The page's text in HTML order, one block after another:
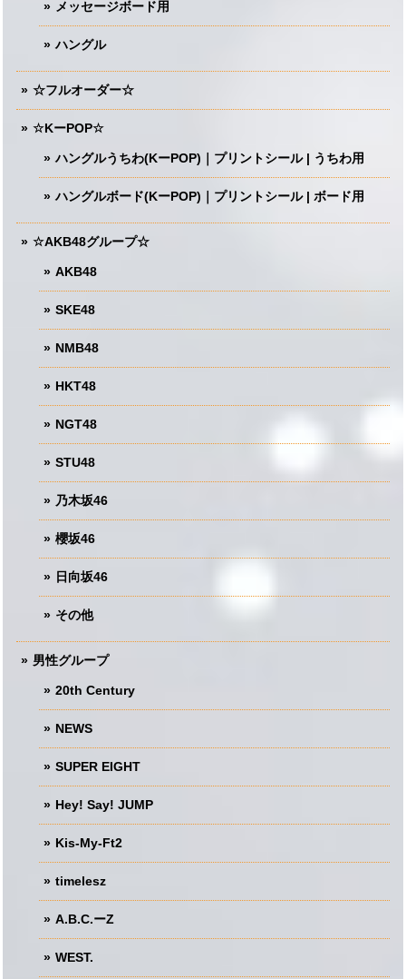
メッセージボード用
ハングル
☆フルオーダー☆
☆KーPOP☆
ハングルうちわ(KーPOP)｜プリントシール | うちわ用
ハングルボード(KーPOP)｜プリントシール | ボード用
☆AKB48グループ☆
AKB48
SKE48
NMB48
HKT48
NGT48
STU48
乃木坂46
櫻坂46
日向坂46
その他
男性グループ
20th Century
NEWS
SUPER EIGHT
Hey! Say! JUMP
Kis-My-Ft2
timelesz
A.B.C.ーZ
WEST.